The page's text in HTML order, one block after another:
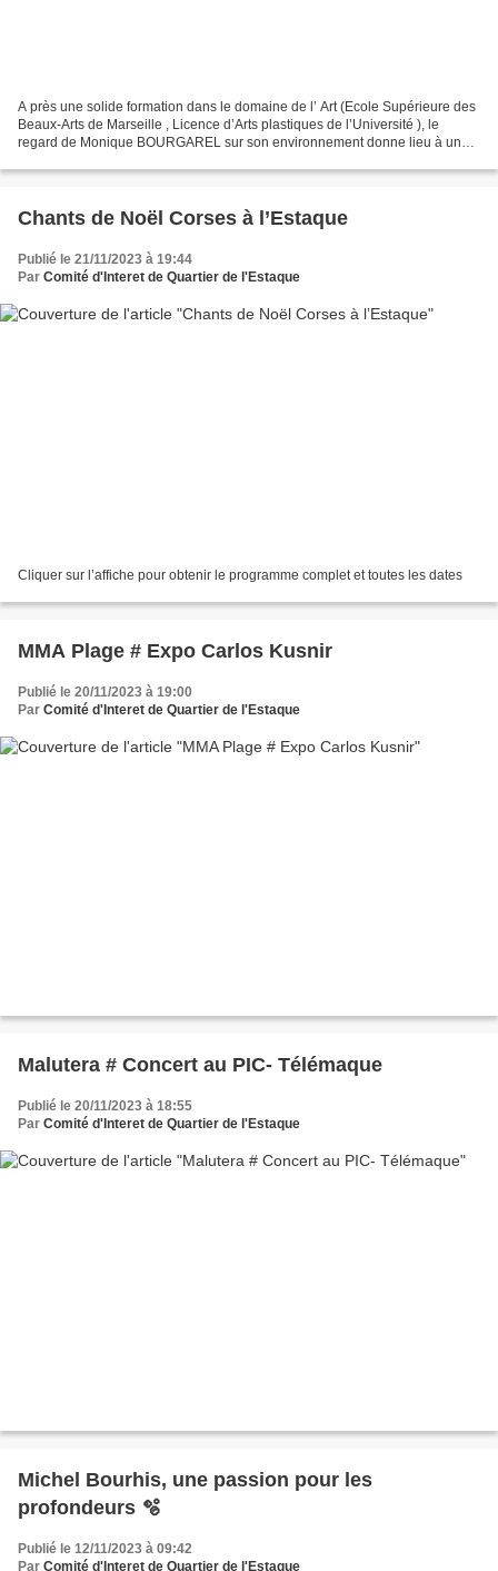
A près une solide formation dans le domaine de l’ Art (Ecole Supérieure des
Beaux-Arts de Marseille , Licence d’Arts plastiques de l’Université ), le
regard de Monique BOURGAREL sur son environnement donne lieu à une
Chants de Noël Corses à l’Estaque
Publié le 21/11/2023 à 19:44
Par Comité d'Interet de Quartier de l'Estaque
Cliquer sur l’affiche pour obtenir le programme complet et toutes les dates
MMA Plage # Expo Carlos Kusnir
Publié le 20/11/2023 à 19:00
Par Comité d'Interet de Quartier de l'Estaque
Malutera # Concert au PIC- Télémaque
Publié le 20/11/2023 à 18:55
Par Comité d'Interet de Quartier de l'Estaque
Michel Bourhis, une passion pour les
profondeurs 🫧
Publié le 12/11/2023 à 09:42
Par Comité d'Interet de Quartier de l'Estaque